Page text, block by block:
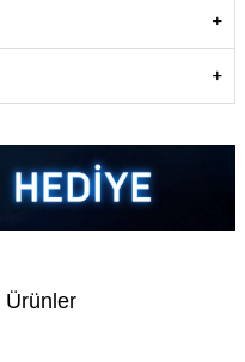
Ürünler